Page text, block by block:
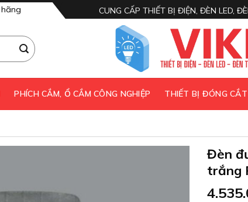
CUNG CẤP THIẾT BỊ ĐIỆN, ĐÈN LED,
PHÍCH CẮM, Ổ CẮM CÔNG NGHIỆP THIẾT BỊ ĐÓNG CẮT
Đèn
trắng